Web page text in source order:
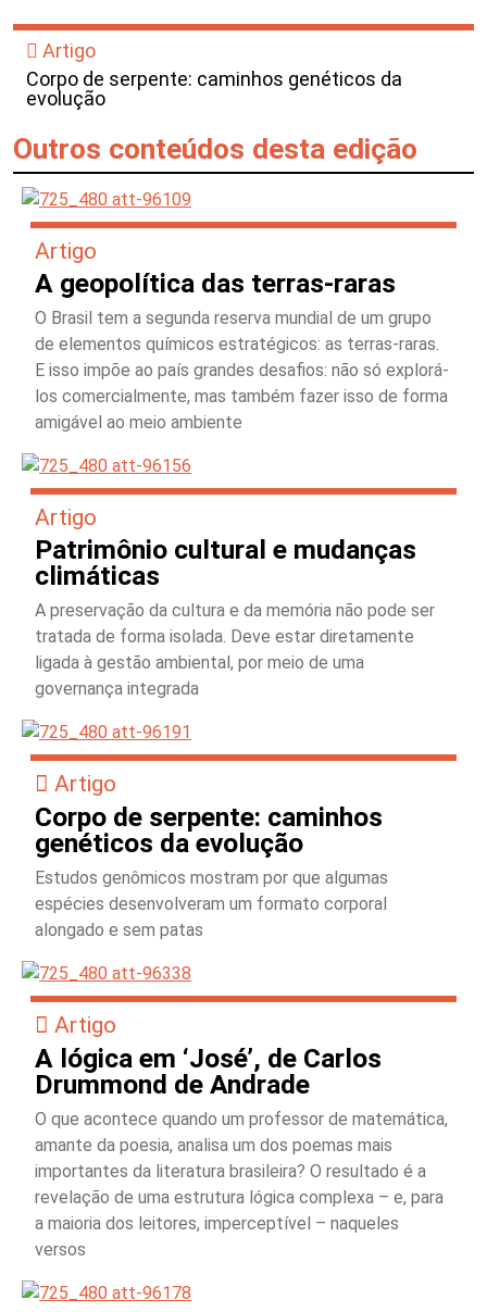
Artigo
Corpo de serpente: caminhos genéticos da
evolução
Outros conteúdos desta edição
Artigo
A geopolítica das terras-raras
O Brasil tem a segunda reserva mundial de um grupo
de elementos químicos estratégicos: as terras-raras.
E isso impõe ao país grandes desafios: não só explorá-
los comercialmente, mas também fazer isso de forma
amigável ao meio ambiente
Artigo
Patrimônio cultural e mudanças
climáticas
A preservação da cultura e da memória não pode ser
tratada de forma isolada. Deve estar diretamente
ligada à gestão ambiental, por meio de uma
governança integrada
Artigo
Corpo de serpente: caminhos
genéticos da evolução
Estudos genômicos mostram por que algumas
espécies desenvolveram um formato corporal
alongado e sem patas
Artigo
A lógica em ‘José’, de Carlos
Drummond de Andrade
O que acontece quando um professor de matemática,
amante da poesia, analisa um dos poemas mais
importantes da literatura brasileira? O resultado é a
revelação de uma estrutura lógica complexa – e, para
a maioria dos leitores, imperceptível – naqueles
versos